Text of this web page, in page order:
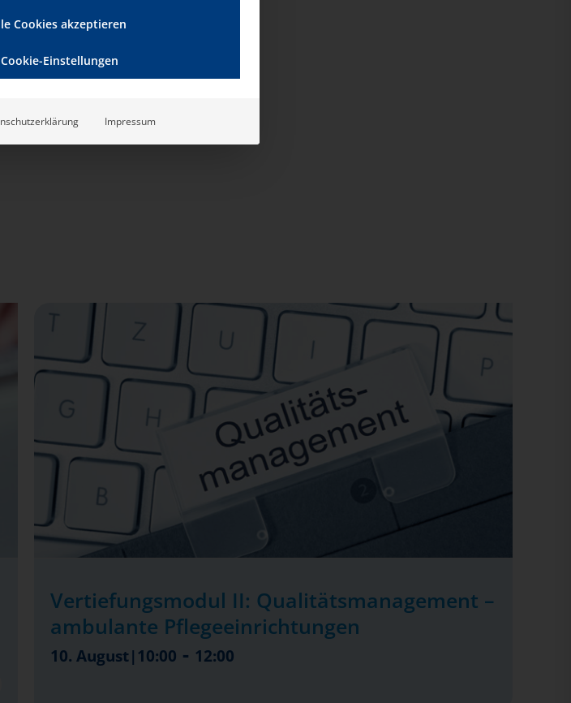
Vertiefungsmodul II: Qualitätsmanagement –
ambulante Pflegeeinrichtungen
10. August|10:00 - 12:00
Cookies akzeptieren
Einstellungen
Impressum